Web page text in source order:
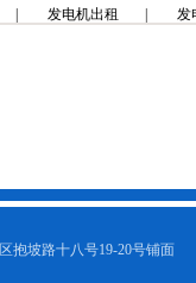
发电机出租 发
抱坡路十八号19-20号铺面